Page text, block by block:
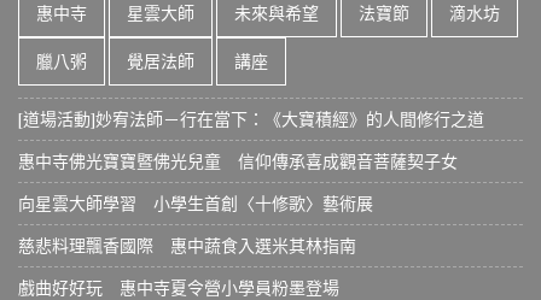
惠中寺 星雲大師 未來與希望 法寶節 滴水坊
臘八粥 覺居法師 講座
[道場活動]妙宥法師－行在當下：《大寶積經》的人間修行之道
惠中寺佛光寶寶暨佛光兒童 信仰傳承喜成觀音菩薩契子女
向星雲大師學習 小學生首創〈十修歌〉藝術展
慈悲料理飄香國際 惠中蔬食入選米其林指南
戲曲好好玩 惠中寺夏令營小學員粉墨登場